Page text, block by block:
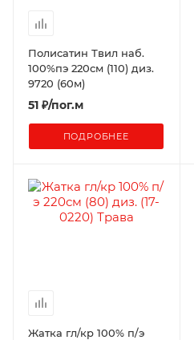
Полисатин Твил наб.
100%пэ 220см (110) диз.
9720 (60м)
51 ₽/пог.м
ПОДРОБНЕЕ
Жатка гл/кр 100% п/э